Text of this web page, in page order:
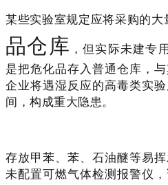
某些实验室规定应将采购的大
品仓库 ，但实际未建专
是把危化品存入普通仓库，
企业将遇湿反应的高毒类实
间，构成重大隐患。
存放甲苯、苯、石油醚等易
未配置可燃气体检测报警仪